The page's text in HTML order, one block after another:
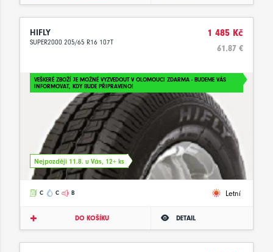
HIFLY
SUPER2000 205/65 R16 107T
1 485 Kč
61.87 €
VEŠKERÉ ZBOŽÍ JE MOŽNÉ VYZVEDOUT V OLOMOUCI ZDARMA - BUDEME VÁS
INFORMOVAT, KDY BUDE PŘIPRAVENO!
Nejpozději 11.8. u Vás, 12+ ks
C C B Letní
DO KOŠÍKU DETAIL